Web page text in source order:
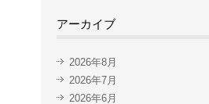
アーカイブ
2026年8月
2026年7月
2026年6月